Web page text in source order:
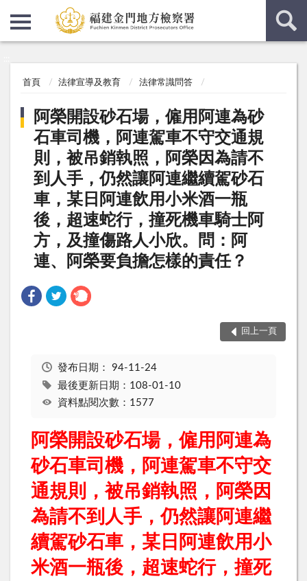
首頁 法律宣導及教育 法律常識問答
阿榮開設砂石場，僱用阿連為砂
石車司機，阿連駕車不守交通規
則，被吊銷執照，阿榮因為請不
到人手，仍然讓阿連繼續駕砂石
車，某日阿連飲用小米酒一瓶
後，超速蛇行，撞死機車騎士阿
方，及撞傷路人小欣。問：阿
連、阿榮要負擔怎樣的責任？
回上一頁
發布日期： 94-11-24
最後更新日期：108-01-10
資料點閱次數：1577
阿榮開設砂石場，僱用阿連為
砂石車司機，阿連駕車不守交
通規則，被吊銷執照，阿榮因
為請不到人手，仍然讓阿連繼
續駕砂石車，某日阿連飲用小
米酒一瓶後，超速蛇行，撞死